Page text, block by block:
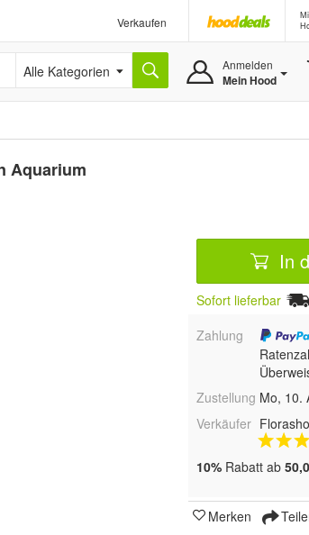
Verkaufen
Alle Kategorien Anmelden
Mein Hood
Aquarium
In
Sofort lieferbar
Zahlung
Zustellung Mo, 10.
Verkäufer
10% Rabatt ab
Merken